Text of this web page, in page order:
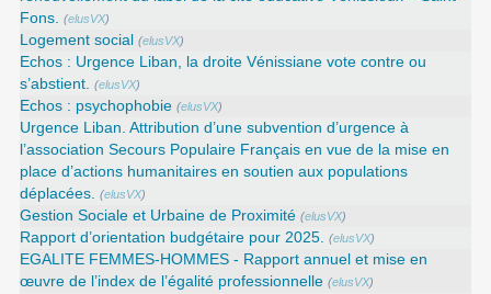
Fons. (elusVX)
Logement social (elusVX)
Echos : Urgence Liban, la droite Vénissiane vote contre ou
s’abstient. (elusVX)
Echos : psychophobie (elusVX)
Urgence Liban. Attribution d’une subvention d’urgence à
l’association Secours Populaire Français en vue de la mise en
place d’actions humanitaires en soutien aux populations
déplacées. (elusVX)
Gestion Sociale et Urbaine de Proximité (elusVX)
Rapport d’orientation budgétaire pour 2025. (elusVX)
EGALITE FEMMES-HOMMES - Rapport annuel et mise en
œuvre de l’index de l’égalité professionnelle (elusVX)